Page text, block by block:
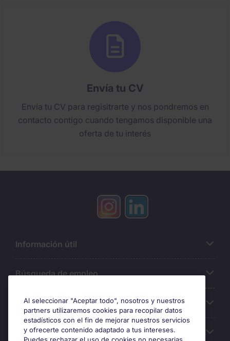
Envía tu CV
Envía tu CV para regisitrarte y nos pondremos en
contacto contigo cuando tengamos disponible una
oferta de tu interés
Información útil
Búsqueda de empleo
Oficinas
Sobre Michael Page
Al seleccionar "Aceptar todo", nosotros y nuestros
partners utilizaremos cookies para recopilar datos
estadísticos con el fin de mejorar nuestros servicios
y ofrecerte contenido adaptado a tus intereses.